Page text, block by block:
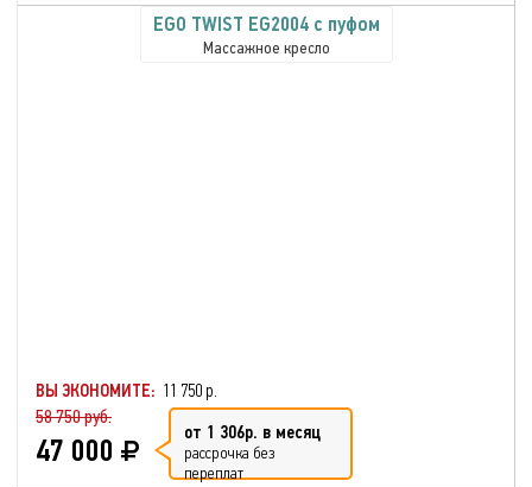
EGO TWIST EG2004 с пуфом
Массажное кресло
ВЫ ЭКОНОМИТЕ: 11 750 р.
58 750 руб.
47 000 от 1 306р. в месяц
рассрочка без
переплат